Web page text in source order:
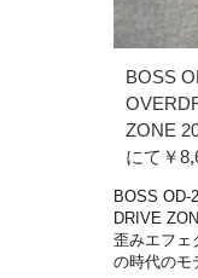
BOSS
ZONE
にて￥
BOSS OD-
DRIVE
歪みエフェ
の時代のモ